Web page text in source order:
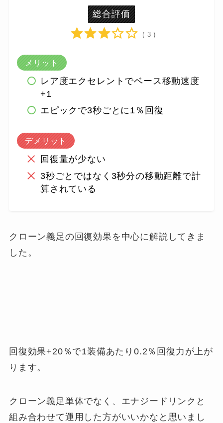
総合評価
( 3 )
メリット
レア度エクセレントでベース移動速度
+1
エピックで3秒ごとに1％回復
デメリット
回復量が少ない
3秒ごとではなく3秒分の移動距離で計
算されている
クローン義足の回復効果を中心に解説してきま
した。
回復効果+20％で1装備あたり0.2％回復力が上が
ります。
クローン義足単体でなく、エナジードリンクと
組み合わせて運用した方がいいかなと思いまし